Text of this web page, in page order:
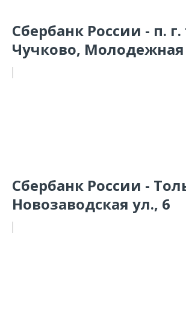
Сбербанк России - п. г.
Чучково, Молодежная
Сбербанк России -
Новозаводская ул., 6